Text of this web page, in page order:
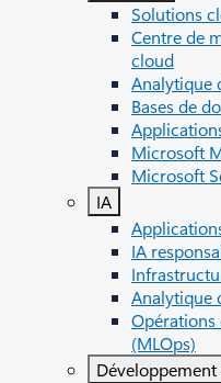
Solutions
Centre de
cloud
Analytique
Bases de
Microsoft
Microsoft
IA
IA
Analytique
Opérations
(MLOps)